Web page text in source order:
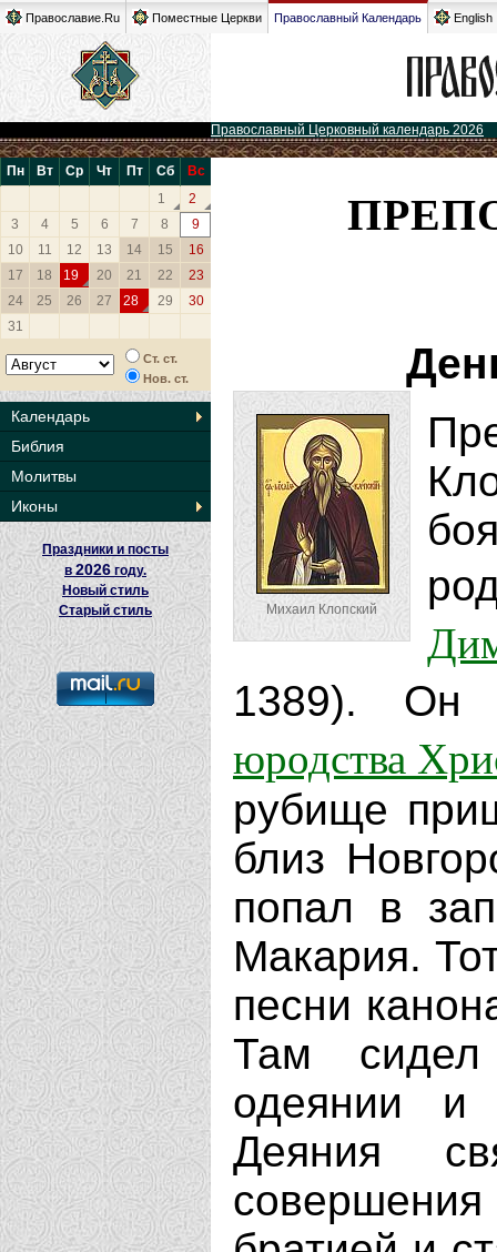
Православие.Ru Поместные Церкви Православный Календарь English
Православный Церковный календарь 2026
Пн Вт Ср Чт Пт Сб
Вс
1
2
3
4 5 6 7 8
9
10
11 12 13 14 15
16
17
18 19 20 21 22
23
24
25 26 27 28 29
30
31
Ст. ст.
Нов. ст.
Календарь
Библия
Молитвы
Иконы
Праздники и посты
в 2026 году.
Новый стиль
Старый стиль
Михаил Клопский
1389).
юродства
рубище
близ
попал в
Макария.
песни
Там
одеянии и
Деяния